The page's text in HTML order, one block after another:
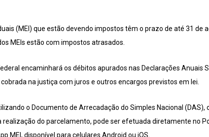
(MEI) que estão devendo impostos têm o prazo de até 31 de
MEIs estão com impostos atrasados.
encaminhará os débitos apurados nas Declarações Anuais
na justiça com juros e outros encargos previstos em lei.
o Documento de Arrecadação do Simples Nacional (DAS),
do parcelamento, pode ser efetuada diretamente no
MEI, disponível para celulares Android ou iOS.